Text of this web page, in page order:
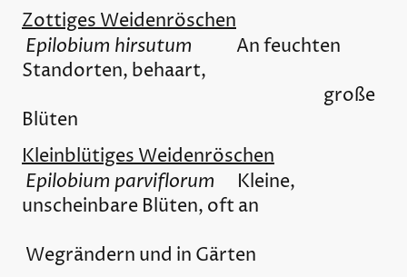
Zottiges Weidenröschen
Epilobium hirsutum An feuchten
Standorten, behaart,
große
Blüten
Kleinblütiges Weidenröschen
Epilobium parviflorum Kleine,
unscheinbare Blüten, oft an
Wegrändern und in Gärten